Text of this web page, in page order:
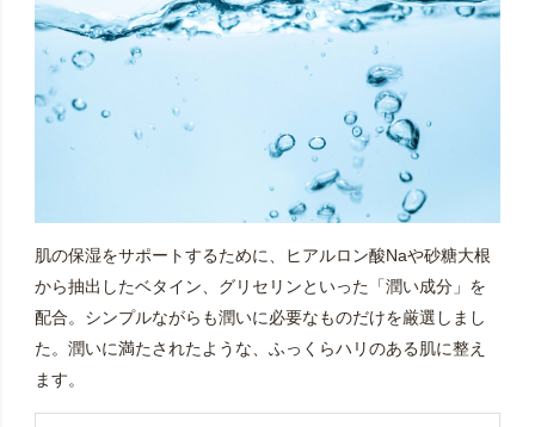
肌の保湿をサポートするために、ヒアルロン酸Naや砂糖大根
から抽出したベタイン、グリセリンといった「潤い成分」を
配合。シンプルながらも潤いに必要なものだけを厳選しまし
た。潤いに満たされたような、ふっくらハリのある肌に整え
ます。